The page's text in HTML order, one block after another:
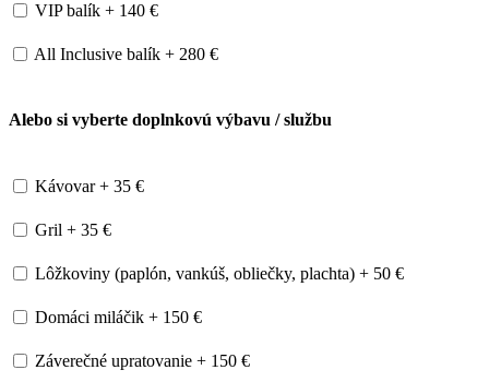
VIP balík + 140 €
All Inclusive balík + 280 €
Alebo si vyberte doplnkovú výbavu / službu
Kávovar + 35 €
Gril + 35 €
Lôžkoviny (paplón, vankúš, obliečky, plachta) + 50 €
Domáci miláčik + 150 €
Záverečné upratovanie + 150 €